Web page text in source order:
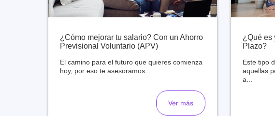
¿Cómo mejorar tu salario? Con un Ahorro
Previsional Voluntario (APV)
El camino para el futuro que quieres comienza
hoy, por eso te asesoramos...
Ver más
¿Qué es
Plazo?
Este tipo
aquellas
a...